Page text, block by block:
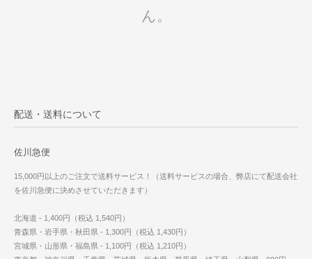
ん。
配送・送料について
佐川急便
15,000円以上のご注文で送料サービス！（送料サービスの場合、弊店にて配送会社
を佐川急便に決めさせていただきます）
北海道 - 1,400円（税込 1,540円）
青森県・岩手県・秋田県 - 1,300円（税込 1,430円）
宮城県・山形県・福島県 - 1,100円（税込 1,210円）